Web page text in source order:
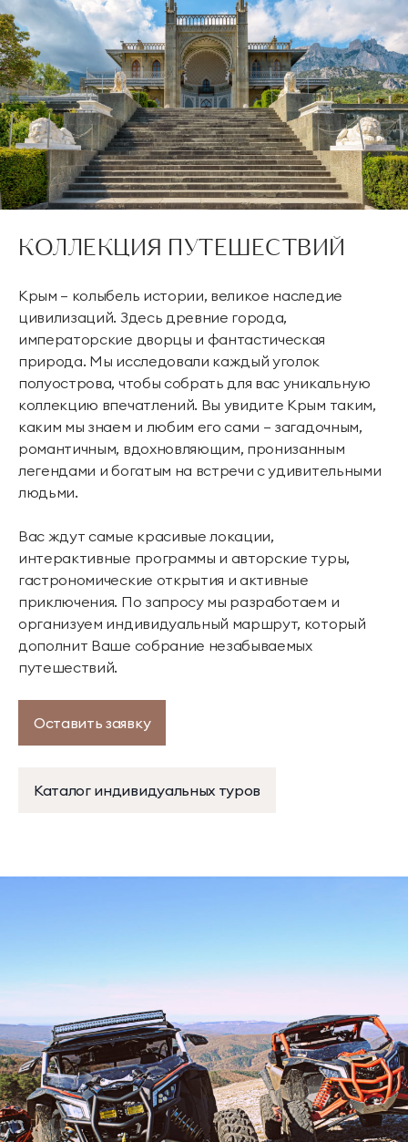
КОЛЛЕКЦИЯ ПУТЕШЕСТВИЙ
Крым — колыбель истории, великое наследие
цивилизаций. Здесь древние города,
императорские дворцы и фантастическая
природа. Мы исследовали каждый уголок
полуострова, чтобы собрать для вас уникальную
коллекцию впечатлений. Вы увидите Крым таким,
каким мы знаем и любим его сами — загадочным,
романтичным, вдохновляющим, пронизанным
легендами и богатым на встречи с удивительными
людьми.
Вас ждут самые красивые локации,
интерактивные программы и авторские туры,
гастрономические открытия и активные
приключения. По запросу мы разработаем и
организуем индивидуальный маршрут, который
дополнит Ваше собрание незабываемых
путешествий.
Оставить заявку
Каталог индивидуальных туров